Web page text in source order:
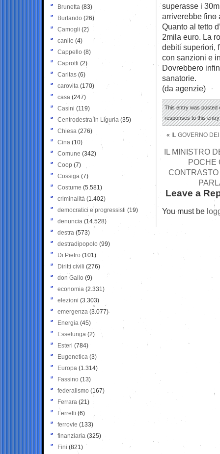
superasse i
arriverebbe fino
Quanto al tetto
2mila euro. La
debiti superiori,
con sanzioni e
Dovrebbero
sanatorie.
(da agenzie)
This entry was posted
responses to this
« IL GOVERNO
IL MINISTRO
POCHE
Leave a
You must be
Brunetta (83)
Burlando (26)
Camogli (2)
canile (4)
Cappello (8)
Caprotti (2)
Caritas (6)
carovita (170)
casa (247)
Casini (119)
Centrodestra in Liguria (35)
Chiesa (276)
Cina (10)
Comune (342)
Coop (7)
Cossiga (7)
Costume (5.581)
criminalità (1.402)
democratici e progressisti (19)
denuncia (14.528)
destra (573)
destradipopolo (99)
Di Pietro (101)
Diritti civili (276)
don Gallo (9)
economia (2.331)
elezioni (3.303)
emergenza (3.077)
Energia (45)
Esselunga (2)
Esteri (784)
Eugenetica (3)
Europa (1.314)
Fassino (13)
federalismo (167)
Ferrara (21)
Ferretti (6)
ferrovie (133)
finanziaria (325)
Fini (821)